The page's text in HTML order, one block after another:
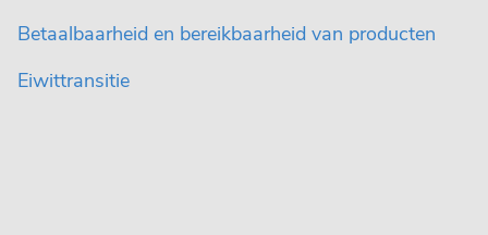
Betaalbaarheid en bereikbaarheid van producten
Eiwittransitie